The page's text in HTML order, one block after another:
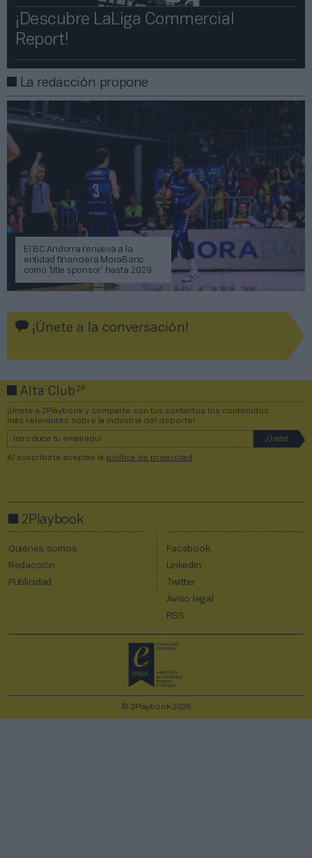
¡Descubre LaLiga Commercial
Report!​​
La redacción propone
El BC Andorra renueva a la
entidad financiera MoraBanc
como ‘title sponsor’ hasta 2029
¡Únete a la conversación!
Alta Club2P
¡Únete a 2Playbook y comparte con tus contactos los contenidos
más relevantes sobre la industria del deporte!
Al suscribirte aceptas la política de privacidad
2Playbook
Quiénes somos
Redacción
Publicidad
Facebook
Linkedin
Twitter
Aviso legal
RSS
© 2Playbook 2026